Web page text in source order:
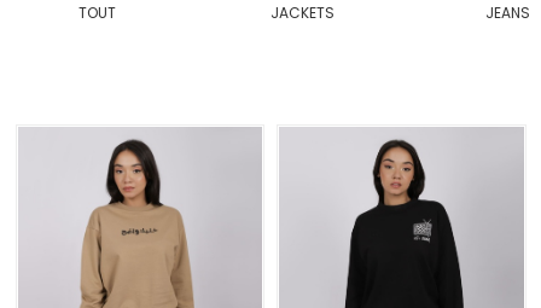
TOUT JACKETS JEANS